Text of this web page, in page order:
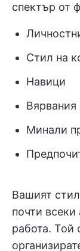
спектър от
Стил на
Навици
Вярвания
Минали
Вашият
почти всеки
работа. Той